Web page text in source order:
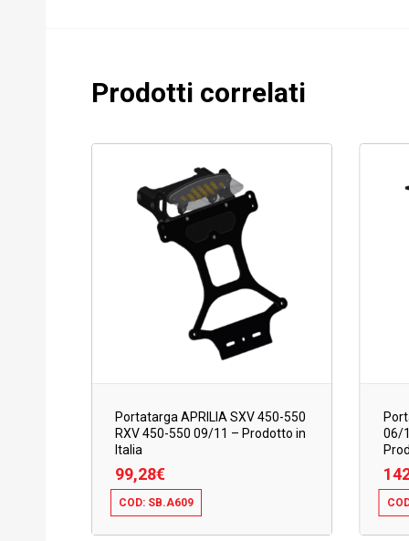
Prodotti correlati
Portatarga APRILIA SXV 450-550
RXV 450-550 09/11 – Prodotto in
Italia
99,28€
COD: SB.A609
99,28€
06/